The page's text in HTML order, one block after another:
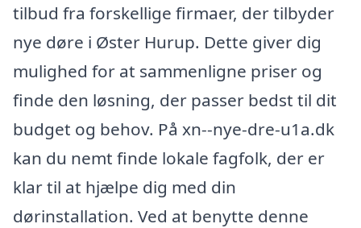
tilbud fra forskellige firmaer, der tilbyder
nye døre i Øster Hurup. Dette giver dig
mulighed for at sammenligne priser og
finde den løsning, der passer bedst til dit
budget og behov. På xn--nye-dre-u1a.dk
kan du nemt finde lokale fagfolk, der er
klar til at hjælpe dig med din
dørinstallation. Ved at benytte denne